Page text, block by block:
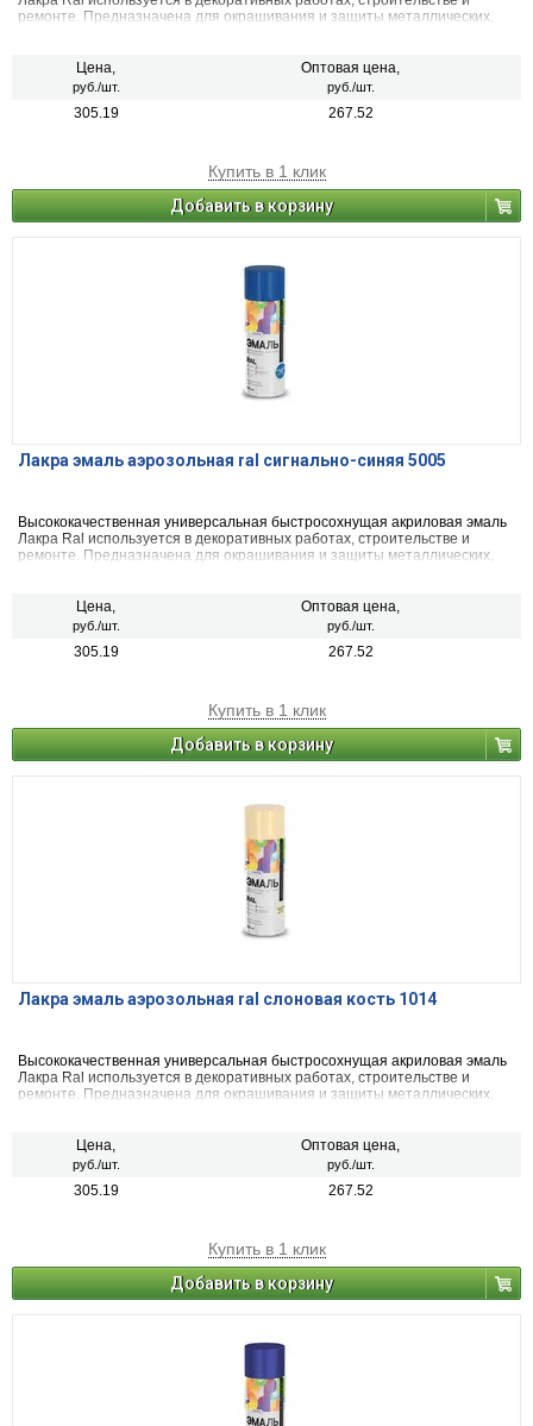
ремонте. Предназначена для окрашивания и защиты металлических,
внутренних работ.
Цена,
руб./шт.
Оптовая цена,
руб./шт.
305.19 267.52
Купить в 1 клик
Добавить в корзину
Лакра эмаль аэрозольная ral сигнально-синяя 5005
Высококачественная универсальная быстросохнущая акриловая эмаль
Лакра Ral используется в декоративных работах, строительстве и
ремонте. Предназначена для окрашивания и защиты металлических,
внутренних работ.
Цена,
руб./шт.
Оптовая цена,
руб./шт.
305.19 267.52
Купить в 1 клик
Добавить в корзину
Лакра эмаль аэрозольная ral слоновая кость 1014
Высококачественная универсальная быстросохнущая акриловая эмаль
Лакра Ral используется в декоративных работах, строительстве и
ремонте. Предназначена для окрашивания и защиты металлических,
внутренних работ.
Цена,
руб./шт.
Оптовая цена,
руб./шт.
305.19 267.52
Купить в 1 клик
Добавить в корзину